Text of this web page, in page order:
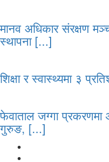
मानव अधिकार संरक्षण
स्थापना [...]
शिक्षा र स्वास्थ्यमा ३
फेवाताल जग्गा
गुरुङ, [...]